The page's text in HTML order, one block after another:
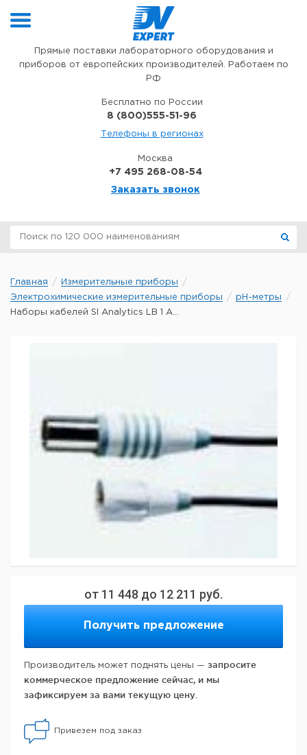
Прямые поставки лабораторного оборудования и
приборов от европейских производителей. Работаем по
РФ
Бесплатно по России
8 (800)555-51-96
Телефоны в регионах
Москва
+7 495 268-08-54
Заказать звонок
Главная
Измерительные приборы
Электрохимические измерительные приборы
pH-метры
Наборы кабелей SI Analytics LB 1 A...
от 11 448 до 12 211 руб.
Получить предложение
Производитель может поднять цены — запросите
коммерческое предложение сейчас, и мы
зафиксируем за вами текущую цену.
Привезем под заказ